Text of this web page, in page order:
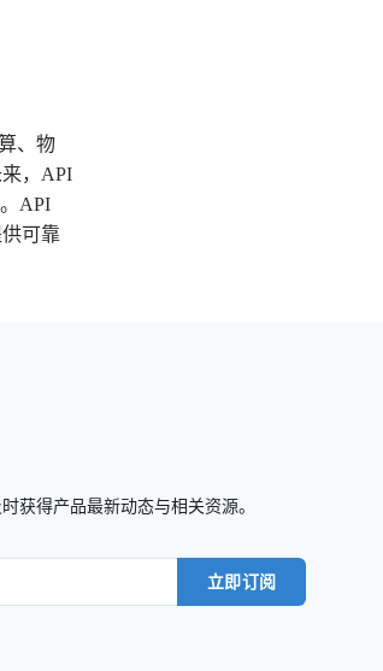
、物
，API
API
可靠
获得产品最新动态与相关资源。
立即订阅